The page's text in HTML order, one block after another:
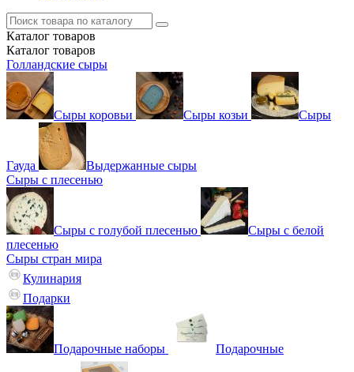
Каталог товаров
Каталог товаров
Голландские сыры
Сыры коровьи Сыры козьи Сыры
Гауда
Выдержанные сыры
Сыры с плесенью
Сыры с голубой плесенью
Сыры с белой
плесенью
Сыры стран мира
Кулинария
Подарки
Подарочные наборы Подарочные